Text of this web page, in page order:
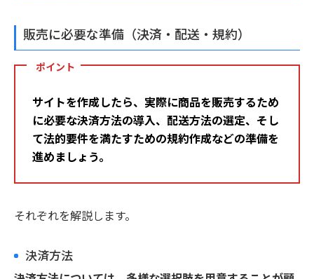
販売に必要な準備（決済・配送・規約）
ポイント
サイトを作成したら、実際に商品を販売するため
に必要な決済方法の導入、配送方法の選定、そし
て法的要件を満たすための規約作成などの準備を
進めましょう。
それぞれを解説します。
決済方法